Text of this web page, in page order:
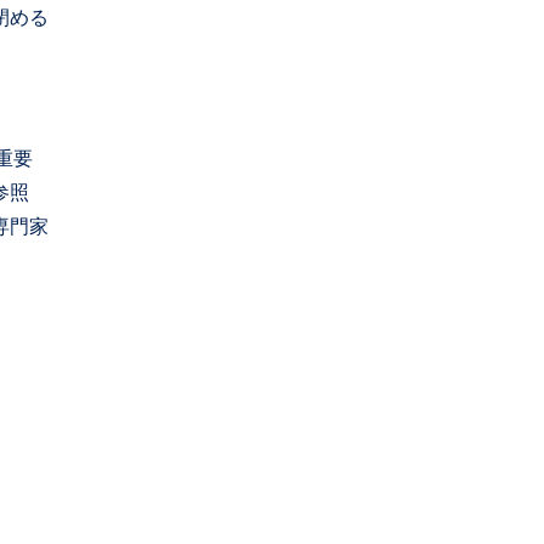
める
要
照
門家